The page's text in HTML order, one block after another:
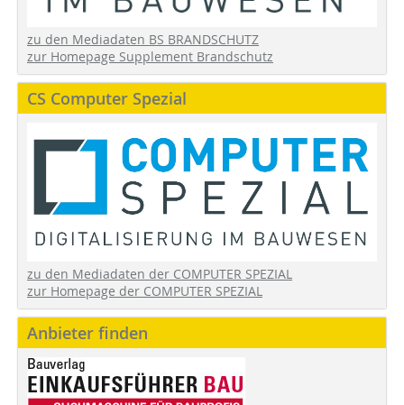
zu den Mediadaten BS BRANDSCHUTZ
zur Homepage Supplement Brandschutz
CS Computer Spezial
zu den Mediadaten der COMPUTER SPEZIAL
zur Homepage der COMPUTER SPEZIAL
Anbieter finden